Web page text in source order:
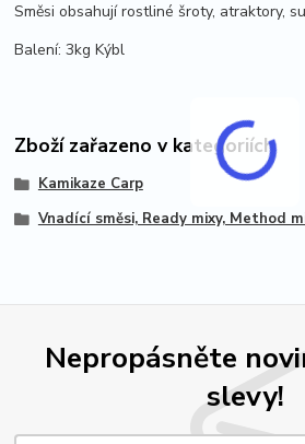
Směsi obsahují rostliné šroty, atraktory,
Balení: 3kg Kýbl
Zboží zařazeno v kategoriích
Kamikaze Carp
Vnadící směsi, Ready mixy, Method
Nepropásněte
slevy!